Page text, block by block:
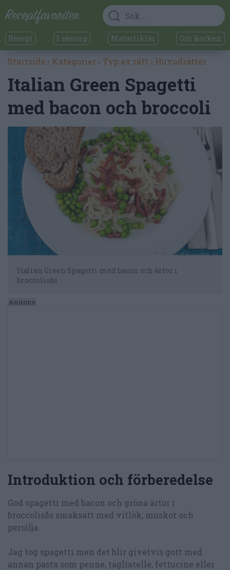
Recept I säsong Matartiklar Om kocken
Startsida › Kategorier › Typ av rätt › Huvudrätter
Italian Green Spagetti
med bacon och broccoli
Italian Green Spagetti med bacon och ärtor i
broccolisås
Introduktion och förberedelse
God spagetti med bacon och gröna ärtor i
broccolisås smaksatt med vitlök, muskot och
persilja.
Jag tog spagetti men det blir givetvis gott med
annan pasta som penne, tagliatelle, fettucine eller